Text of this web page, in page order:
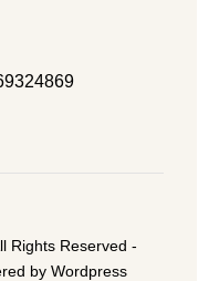
Rights Reserved -
by Wordpress